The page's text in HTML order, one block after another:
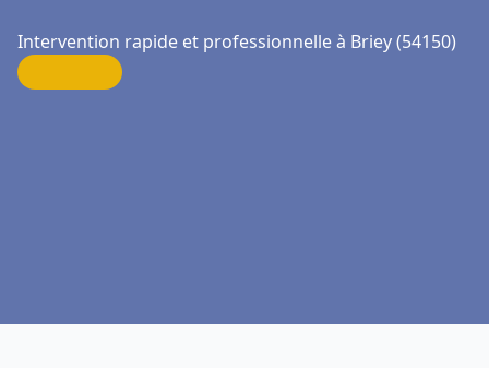
Intervention rapide et professionnelle à Briey (54150)